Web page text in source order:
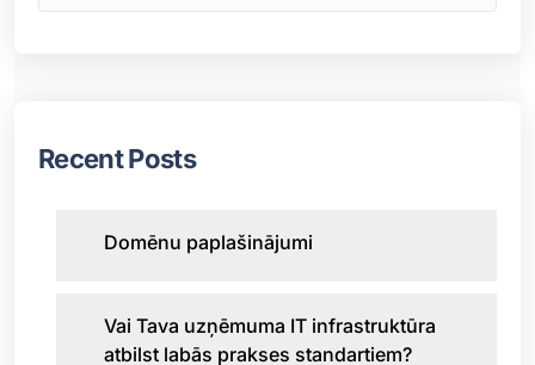
Recent Posts
Domēnu paplašinājumi
Vai Tava uzņēmuma IT infrastruktūra
atbilst labās prakses standartiem?